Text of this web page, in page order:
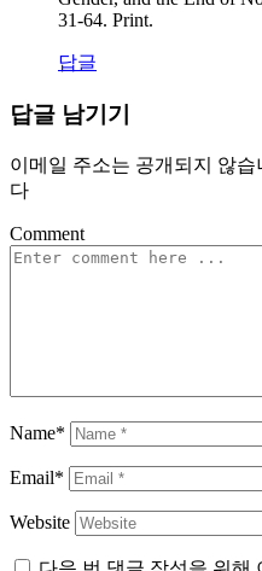
31-64. Print.
답글
답글 남기기
이메일 주소는 공개되지 않습
다
Comment
Name*
Email*
Website